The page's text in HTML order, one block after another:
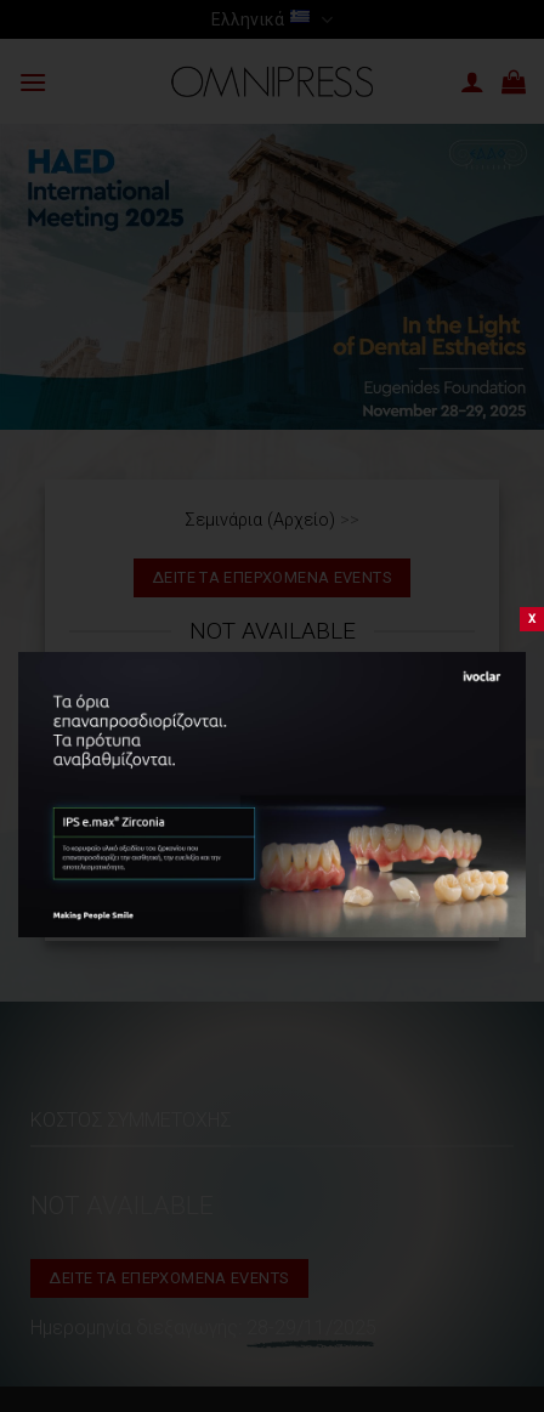
to
content
Ελληνικά
Σεμινάρια (Αρχείο) >>
ΔΕΙΤΕ ΤΑ ΕΠΕΡΧΟΜΕΝΑ EVENTS
NOT AVAILABLE
ΔΕΙΤΕ ΤΑ ΕΠΕΡΧΟΜΕΝΑ EVENTS
x